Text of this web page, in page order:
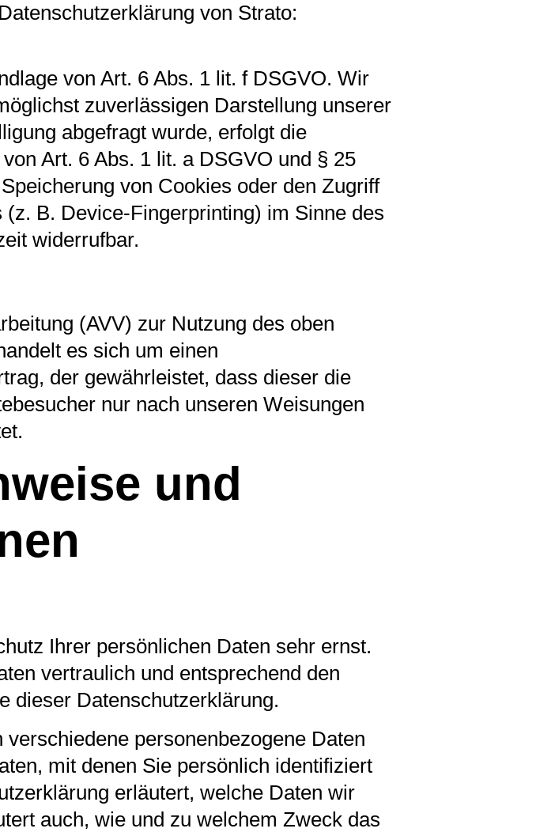
von Strato:
von Art. 6 Abs. 1 lit. f DSGVO. Wir
zuverlässigen Darstellung unserer
abgefragt wurde, erfolgt die
Art. 6 Abs. 1 lit. a DSGVO und § 25
von Cookies oder den Zugriff
B. Device-Fingerprinting) im Sinne des
widerrufbar.
(AVV) zur Nutzung des oben
es sich um einen
der gewährleistet, dass dieser die
nur nach unseren Weisungen
und
Ihrer persönlichen Daten sehr ernst.
vertraulich und entsprechend den
dieser Datenschutzerklärung.
personenbezogene Daten
mit denen Sie persönlich identifiziert
erläutert, welche Daten wir
auch, wie und zu welchem Zweck das